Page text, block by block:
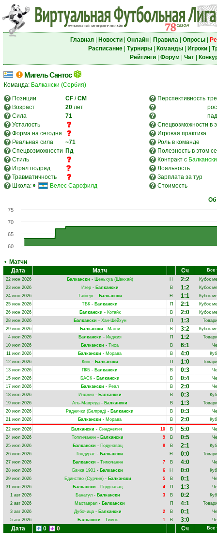
Главная| Новости| Онлайн| Правила| Опросы|
Расписание| Турниры| Команды| Игроки|
Рейтинги| Форум Чат|
Мигель Сантос
Команда: Балкански (Сербия)
Позиции
CF /CM Перспективность
Возраст
20 лет
Сила
71
Усталость
Спецвозможности в
Форма на сегодня
Игровая практика
Реальная сила
~71
Роль в команде
Спецвозможности Пд
Полезность в этом
Стиль
Контракт с
Играл подряд
Лояльность
Травматичность
Зарплата за тур
Школа:
Велес Сарсфилд Стоимость
Об
60
65
70
75
• Матчи
Дата
Матч Сч
Все
22 июн 2026
Балкански - Шеньхуа (Шанхай) Н 2:2
Кубок
23 июн 2026
Изёр- Балкански В 1:2
Кубок
24 июн 2026
Тайгерс - Балкански Н 1:1
Кубок
25 июн 2026
ТВК - Балкански П 2:1
Кубок
26 июн 2026
Балкански - Котайк В 2:0
Кубок
28 июн 2026
Балкански - Хан‑Шейхун П 1:3
29 июн 2026
Балкански - Магни В 3:2
Кубок
4 июл 2026
Балкански - Инджия П 1:2
10 июл 2026
Балкански - Тиса В 6:1
11 июл 2026
Балкански - Морава В 4:0
12 июл 2026
Кинг- Балкански П 1:0
13 июл 2026
ПКБ - Балкански В 0:3
15 июл 2026
БАСК- Балкански В 0:4
17 июл 2026
Балкански - Реал В 2:0
18 июл 2026
Инджия- Балкански В 0:3
19 июл 2026
Аль-Мавреда - Балкански В 1:3
20 июл 2026
Раднички (Белград) - Балкански В 0:3
21 июл 2026
Балкански - Морава В 2:0
22 июл 2026
10
Балкански - Синджелич В 5:0
24 июл 2026
9
Топличанин - Балкански В 0:5
25 июл 2026
8
Балкански - Подунавац В 2:1
26 июл 2026
Гондурас - Балкански Н 0:0
27 июл 2026
7
Балкански - Тимочанин В 4:0
28 июл 2026
6
Бачка 1901 - Балкански Н 0:0
29 июл 2026
5
Единство (Сурчин)- Балкански В 0:1
31 июл 2026
4
Балкански - Подунавац П 1:3
1 авг 2026
3
Банатул- Балкански В 0:2
2 авг 2026
Махтаарал - Балкански П 4:1
3 авг 2026
2
Дубочица- Балкански В 0:1
5 авг 2026
1
Балкански - Тимок В 3:0
Дата 0 0 Сч Все